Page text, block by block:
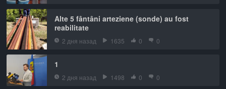
Alte 5 fântâni arteziene (sonde) au fost
reabilitate
2 дня назад 1635 0 0
1
2 дня назад 1498 0 0